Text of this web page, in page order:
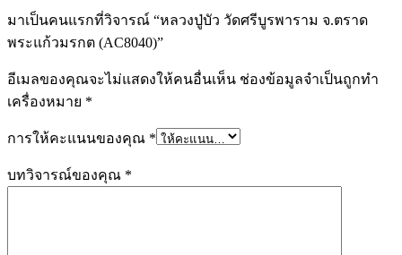
มาเป็นคนแรกที่วิจารณ์ “หลวงปู่บัว วัดศรีบูรพาราม จ.ตราด
พระแก้วมรกต (AC8040)”
อีเมลของคุณจะไม่แสดงให้คนอื่นเห็น ช่องข้อมูลจำเป็นถูกทำ
เครื่องหมาย *
การให้คะแนนของคุณ *
บทวิจารณ์ของคุณ *